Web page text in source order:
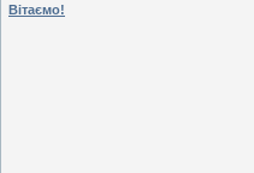
Вітаємо!